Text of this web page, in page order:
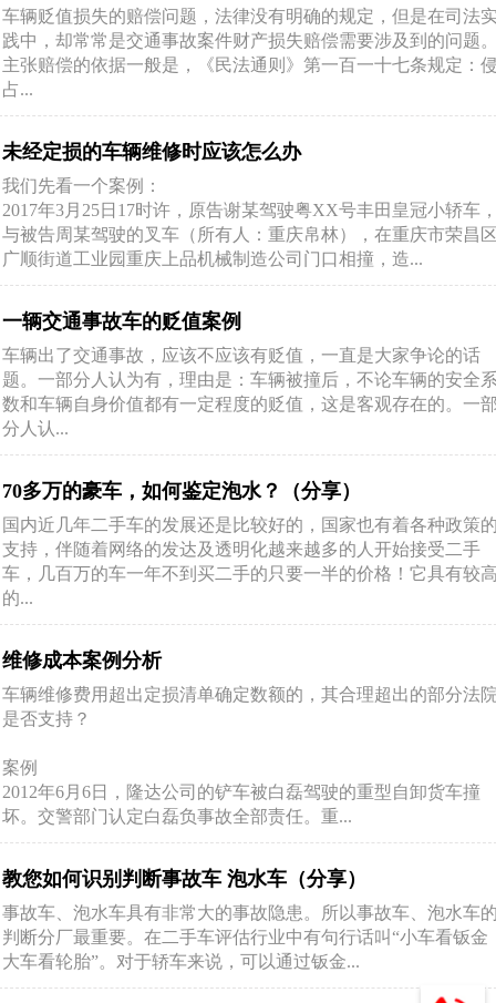
车辆贬值损失的赔偿问题，法律没有明确的规定，但是在司法
践中，却常常是交通事故案件财产损失赔偿需要涉及到的问题
主张赔偿的依据一般是，《民法通则》第一百一十七条规定：
占...
未经定损的车辆维修时应该怎么办
我们先看一个案例：
2017年3月25日17时许，原告谢某驾驶粤XX号丰田皇冠小轿车
与被告周某驾驶的叉车（所有人：重庆帛林），在重庆市荣昌
广顺街道工业园重庆上品机械制造公司门口相撞，造...
一辆交通事故车的贬值案例
车辆出了交通事故，应该不应该有贬值，一直是大家争论的话
题。一部分人认为有，理由是：车辆被撞后，不论车辆的安全
数和车辆自身价值都有一定程度的贬值，这是客观存在的。一
分人认...
70多万的豪车，如何鉴定泡水？（分享）
国内近几年二手车的发展还是比较好的，国家也有着各种政策
支持，伴随着网络的发达及透明化越来越多的人开始接受二手
车，几百万的车一年不到买二手的只要一半的价格！它具有较
的...
维修成本案例分析
车辆维修费用超出定损清单确定数额的，其合理超出的部分法
是否支持？
案例
2012年6月6日，隆达公司的铲车被白磊驾驶的重型自卸货车撞
坏。交警部门认定白磊负事故全部责任。重...
教您如何识别判断事故车 泡水车（分享）
事故车、泡水车具有非常大的事故隐患。所以事故车、泡水车
判断分厂最重要。在二手车评估行业中有句行话叫“小车看钣金
大车看轮胎”。对于轿车来说，可以通过钣金...